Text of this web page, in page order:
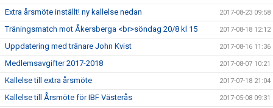
Extra årsmöte inställt! ny kallelse nedan 2017-08-23 09:58
Träningsmatch mot Åkersberga <br>söndag 20/8 kl 15 2017-08-18 12:12
Uppdatering med tränare John Kvist 2017-08-16 11:36
Medlemsavgifter 2017-2018 2017-08-07 10:21
Kallelse till extra årsmöte 2017-07-18 21:04
Kallelse till Årsmöte för IBF Västerås 2017-05-08 09:31